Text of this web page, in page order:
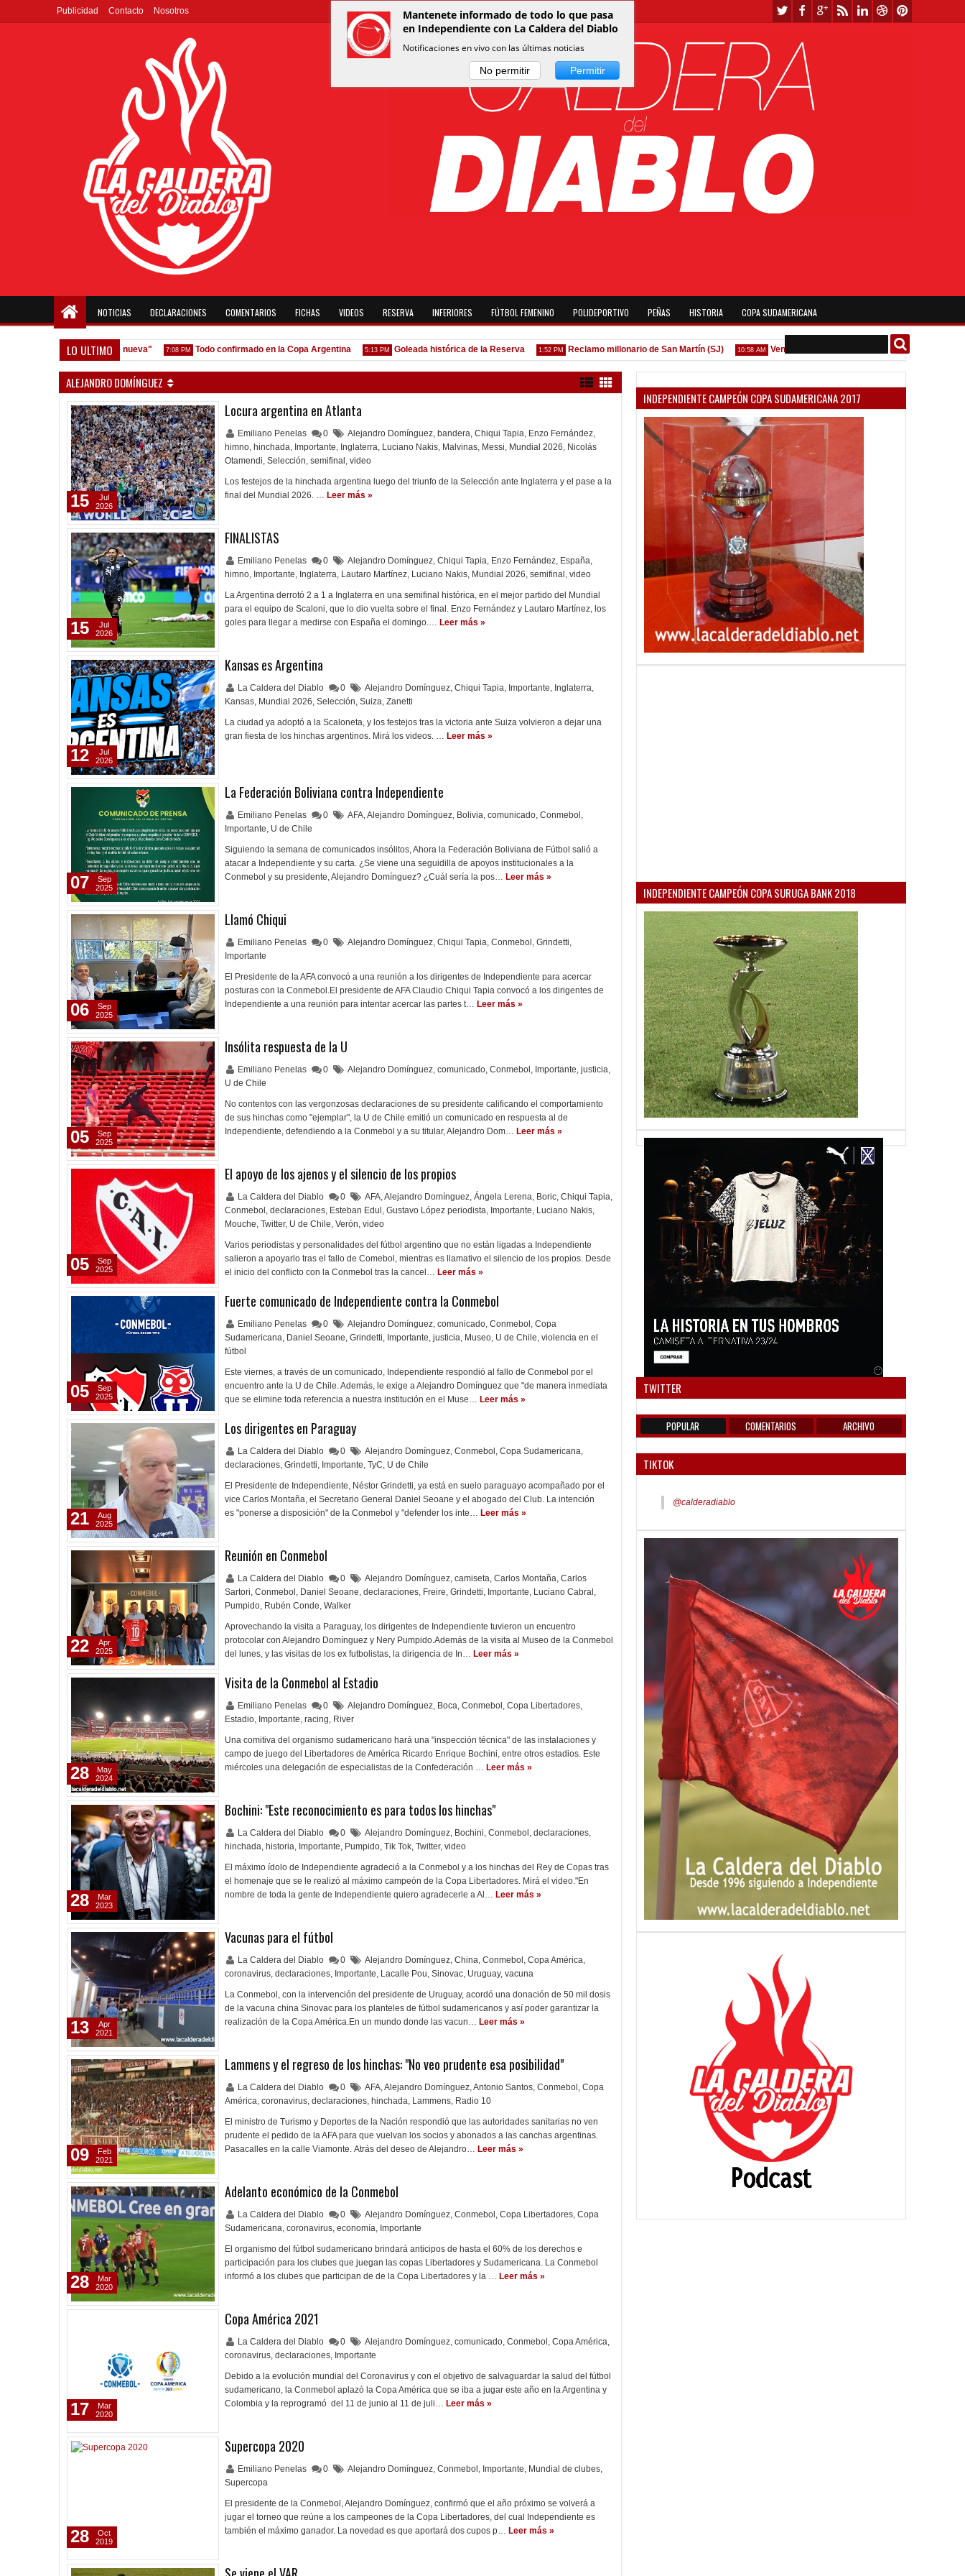
Publicidad Contacto Nosotros
NOTICIAS DECLARACIONES COMENTARIOS FICHAS VIDEOS RESERVA INFERIORES FÚTBOL FEMENINO POLIDEPORTIVO PEÑAS HISTORIA COPA SUDAMERICANA
LO ULTIMO
y que venga gente nueva" 7:08 PM Todo confirmado en la Copa Argentina 5:13 PM Goleada histórica de la Reserva 1:52 PM Reclamo millonario de San Martín (SJ) 10:58 AM Venta de localidades ante Platense 09:07 AM
ALEJANDRO DOMÍNGUEZ
Locura argentina en Atlanta
Emiliano Penelas 0 Alejandro Domínguez, bandera, Chiqui Tapia, Enzo Fernández,
himno, hinchada, Importante, Inglaterra, Luciano Nakis, Malvinas, Messi, Mundial 2026, Nicolás
Otamendi, Selección, semifinal , video
Los festejos de la hinchada argentina luego del triunfo de la Selección ante Inglaterra y el pase a la
final del Mundial 2026. … Leer más »
15
Jul
2026
FINALISTAS
Emiliano Penelas 0 Alejandro Domínguez, Chiqui Tapia, Enzo Fernández, España,
himno, Importante, Inglaterra, Lautaro Martínez, Luciano Nakis, Mundial 2026, semifinal , video
La Argentina derrotó 2 a 1 a Inglaterra en una semifinal histórica, en el mejor partido del Mundial
para el equipo de Scaloni, que lo dio vuelta sobre el final. Enzo Fernández y Lautaro Martínez, los
goles para llegar a medirse con España el domingo.… Leer más »
15
Jul
2026
Kansas es Argentina
La Caldera del Diablo 0 Alejandro Domínguez, Chiqui Tapia, Importante, Inglaterra,
Kansas, Mundial 2026, Selección, Suiza, Zanetti
La ciudad ya adoptó a la Scaloneta, y los festejos tras la victoria ante Suiza volvieron a dejar una
gran fiesta de los hinchas argentinos. Mirá los videos. … Leer más »
12
Jul
2026
La Federación Boliviana contra Independiente
Emiliano Penelas 0 AFA,Alejandro Domínguez, Bolivia, comunicado, Conmebol ,
Importante, U de Chile
Siguiendo la semana de comunicados insólitos, Ahora la Federación Boliviana de Fútbol salió a
atacar a Independiente y su carta. ¿Se viene una seguidilla de apoyos institucionales a la
Conmebol y su presidente, Alejandro Domínguez? ¿Cuál sería la pos… Leer más »
07
Sep
2025
Llamó Chiqui
Emiliano Penelas 0 Alejandro Domínguez, Chiqui Tapia, Conmebol , Grindetti,
Importante
El Presidente de la AFA convocó a una reunión a los dirigentes de Independiente para acercar
posturas con la Conmebol.El presidente de AFA Claudio Chiqui Tapia convocó a los dirigentes de
Independiente a una reunión para intentar acercar las partes t… Leer más »
06
Sep
2025
Insólita respuesta de la U
Emiliano Penelas 0 Alejandro Domínguez, comunicado, Conmebol , Importante, justicia,
U de Chile
No contentos con las vergonzosas declaraciones de su presidente calificando el comportamiento
de sus hinchas como "ejemplar", la U de Chile emitió un comunicado en respuesta al de
Independiente, defendiendo a la Conmebol y a su titular, Alejandro Dom… Leer más »
05
Sep
2025
El apoyo de los ajenos y el silencio de los propios
La Caldera del Diablo 0 AFA,Alejandro Domínguez, Ángela Lerena, Boric, Chiqui Tapia,
Conmebol , declaraciones, Esteban Edul , Gustavo López periodista, Importante, Luciano Nakis,
Mouche, Twitter, U de Chile, Verón, video
Varios periodistas y personalidades del fútbol argentino que no están ligadas a Independiente
salieron a apoyarlo tras el fallo de Comebol, mientras es llamativo el silencio de los propios. Desde
el inicio del conflicto con la Conmebol tras la cancel… Leer más »
05
Sep
2025
Fuerte comunicado de Independiente contra la Conmebol
Emiliano Penelas 0 Alejandro Domínguez, comunicado, Conmebol , Copa
Sudamericana, Daniel Seoane, Grindetti, Importante, justicia, Museo, U de Chile, violencia en el
fútbol
Este viernes, a través de un comunicado, Independiente respondió al fallo de Conmebol por el
encuentro ante la U de Chile. Además, le exige a Alejandro Domínguez que "de manera inmediata
que se elimine toda referencia a nuestra institución en el Muse… Leer más »
05
Sep
2025
Los dirigentes en Paraguay
La Caldera del Diablo 0 Alejandro Domínguez, Conmebol , Copa Sudamericana,
declaraciones, Grindetti, Importante, TyC, U de Chile
El Presidente de Independiente, Néstor Grindetti, ya está en suelo paraguayo acompañado por el
vice Carlos Montaña, el Secretario General Daniel Seoane y el abogado del Club. La intención
es "ponerse a disposición" de la Conmebol y "defender los inte… Leer más »
21
Aug
2025
Reunión en Conmebol
La Caldera del Diablo 0 Alejandro Domínguez, camiseta, Carlos Montaña, Carlos
Sartori, Conmebol , Daniel Seoane, declaraciones, Freire, Grindetti, Importante, Luciano Cabral ,
Pumpido, Rubén Conde, Walker
Aprovechando la visita a Paraguay, los dirigentes de Independiente tuvieron un encuentro
protocolar con Alejandro Domínguez y Nery Pumpido.Además de la visita al Museo de la Conmebol
del lunes, y las visitas de los ex futbolistas, la dirigencia de In… Leer más »
22
Apr
2025
Visita de la Conmebol al Estadio
Emiliano Penelas 0 Alejandro Domínguez, Boca, Conmebol , Copa Libertadores,
Estadio, Importante, racing, River
Una comitiva del organismo sudamericano hará una "inspección técnica" de las instalaciones y
campo de juego del Libertadores de América Ricardo Enrique Bochini, entre otros estadios. Este
miércoles una delegación de especialistas de la Confederación … Leer más »
28
May
2024
Bochini: "Este reconocimiento es para todos los hinchas"
La Caldera del Diablo 0 Alejandro Domínguez, Bochini, Conmebol , declaraciones,
hinchada, historia, Importante, Pumpido, Tik Tok, Twitter, video
El máximo ídolo de Independiente agradeció a la Conmebol y a los hinchas del Rey de Copas tras
el homenaje que se le realizó al máximo campeón de la Copa Libertadores. Mirá el video."En
nombre de toda la gente de Independiente quiero agradecerle a Al… Leer más »
28
Mar
2023
Vacunas para el fútbol
La Caldera del Diablo 0 Alejandro Domínguez, China, Conmebol , Copa América,
coronavirus, declaraciones, Importante, Lacalle Pou, Sinovac, Uruguay, vacuna
La Conmebol, con la intervención del presidente de Uruguay, acordó una donación de 50 mil dosis
de la vacuna china Sinovac para los planteles de fútbol sudamericanos y así poder garantizar la
realización de la Copa América.En un mundo donde las vacun… Leer más »
13
Apr
2021
Lammens y el regreso de los hinchas: "No veo prudente esa posibilidad"
La Caldera del Diablo 0 AFA,Alejandro Domínguez,Antonio Santos, Conmebol , Copa
América, coronavirus, declaraciones, hinchada, Lammens, Radio 10
El ministro de Turismo y Deportes de la Nación respondió que las autoridades sanitarias no ven
prudente el pedido de la AFA para que vuelvan los socios y abonados a las canchas argentinas.
Pasacalles en la calle Viamonte. Atrás del deseo de Alejandro… Leer más »
09
Feb
2021
Adelanto económico de la Conmebol
La Caldera del Diablo 0 Alejandro Domínguez, Conmebol , Copa Libertadores, Copa
Sudamericana, coronavirus, economía, Importante
El organismo del fútbol sudamericano brindará anticipos de hasta el 60% de los derechos e
participación para los clubes que juegan las copas Libertadores y Sudamericana. La Conmebol
informó a los clubes que participan de de la Copa Libertadores y la … Leer más »
28
Mar
2020
Copa América 2021
La Caldera del Diablo 0 Alejandro Domínguez, comunicado, Conmebol , Copa América,
coronavirus, declaraciones, Importante
Debido a la evolución mundial del Coronavirus y con el objetivo de salvaguardar la salud del fútbol
sudamericano, la Conmebol aplazó la Copa América que se iba a jugar este año en la Argentina y
Colombia y la reprogramó del 11 de junio al 11 de juli… Leer más »
17
Mar
2020
Supercopa 2020
Emiliano Penelas 0 Alejandro Domínguez, Conmebol , Importante, Mundial de clubes,
Supercopa
El presidente de la Conmebol, Alejandro Domínguez, confirmó que el año próximo se volverá a
jugar el torneo que reúne a los campeones de la Copa Libertadores, del cual Independiente es
también el máximo ganador. La novedad es que aportará dos cupos p… Leer más »
28
Oct
2019
INDEPENDIENTE CAMPEÓN COPA SUDAMERICANA 2017
INDEPENDIENTE CAMPEÓN COPA SURUGA BANK 2018
TWITTER
POPULAR COMENTARIOS ARCHIVO
TIKTOK
@calderadiablo
Mantenete informado de todo lo que pasa
en Independiente con La Caldera del Diablo
Notificaciones en vivo con las últimas noticias
No permitir Permitir